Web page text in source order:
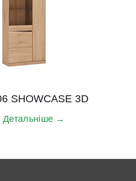
SHOWCASE 3D
Детальніше →